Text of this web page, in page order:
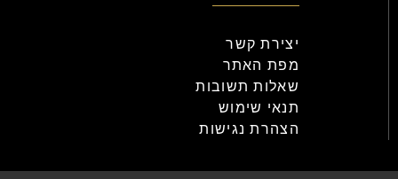
יצירת קשר
מפת האתר
שאלות תשובות
תנאי שימוש
הצהרת נגישות